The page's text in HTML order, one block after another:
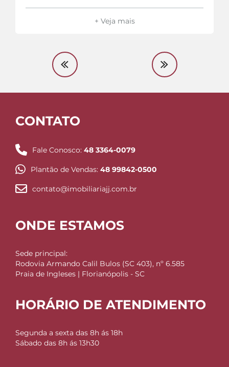
+ Veja mais
CONTATO
Fale Conosco: 48 3364-0079
Plantão de Vendas: 48 99842-0500
contato@imobiliariajj.com.br
ONDE ESTAMOS
Sede principal:
Rodovia Armando Calil Bulos (SC 403), nº 6.585
Praia de Ingleses | Florianópolis - SC
HORÁRIO DE ATENDIMENTO
Segunda a sexta das 8h ás 18h
Sábado das 8h ás 13h30